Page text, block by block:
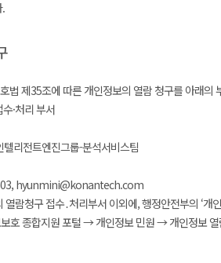
.
법 제35조에 따른 개인정보의 열람 청구를 아래
·처리 부서
리전트엔진그룹-분석서비스팀
hyunmini@konantech.com
열람청구 접수․처리부서 이외에, 행정안전부의 ‘
호 종합지원 포털 → 개인정보 민원 → 개인정보 열